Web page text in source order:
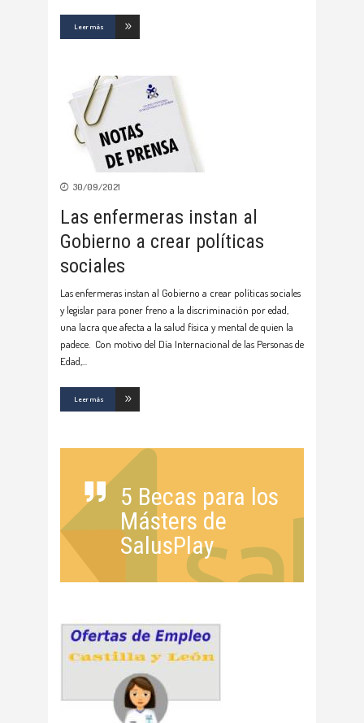
Leer más
30/09/2021
Las enfermeras instan al
Gobierno a crear políticas
sociales
Las enfermeras instan al Gobierno a crear políticas sociales
y legislar para poner freno a la discriminación por edad,
una lacra que afecta a la salud física y mental de quien la
padece. Con motivo del Día Internacional de las Personas de
Edad,
Leer más
5 Becas para los
Másters de
SalusPlay